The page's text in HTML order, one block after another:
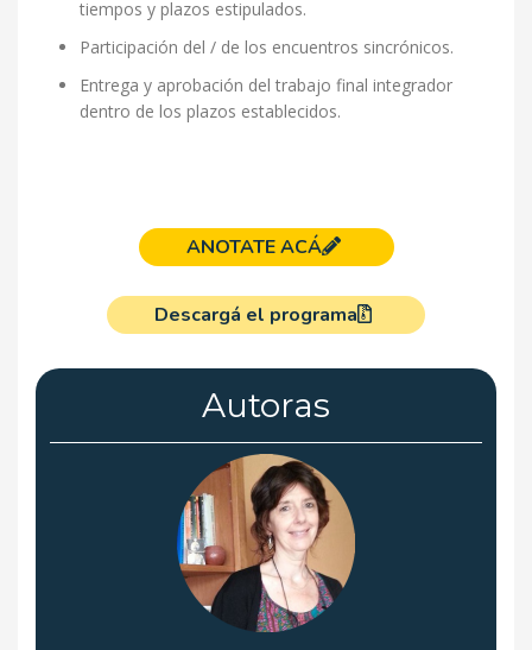
tiempos y plazos estipulados.
Participación del / de los encuentros sincrónicos.
Entrega y aprobación del trabajo final integrador
dentro de los plazos establecidos.
ANOTATE ACÁ
Descargá el programa
Autoras